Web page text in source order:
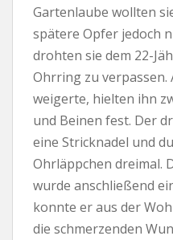
Gartenlaube wollten
spätere Opfer jedoch
drohten sie dem 22-
Ohrring zu verpassen.
weigerte, hielten ihn
und Beinen fest. Der
eine Stricknadel und
Ohrläppchen dreimal.
wurde anschließend
konnte er aus der
die schmerzenden